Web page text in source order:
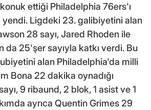
ettiği Philadelphia 76ers'ı
yendi. Ligdeki 23. galibiyetini alan
28 sayı, Jared Rhoden ile
da 25'şer sayıyla katkı verdi. Bu
alan Philadelphia'da milli
Bona 22 dakika oynadığı
9 ribaund, 2 blok, 1 asist ve 1
ayrıca Quentin Grimes 29